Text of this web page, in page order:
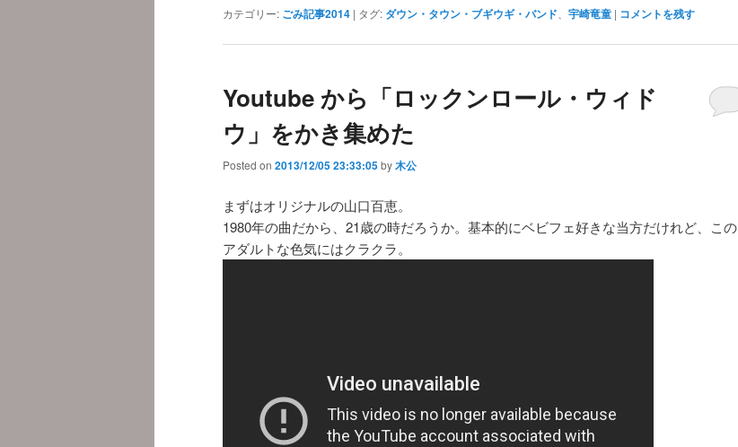
カテゴリー: ごみ記事2014 | タグ: ダウン・タウン・ブギウギ・バンド 宇崎竜童 | コメントを残す
Youtube から「ロックンロール・ウィド
ウ」をかき集めた
Posted on 2013/12/05 23:33:05by木公
まずはオリジナルの山口百恵。
1980年の曲だから、21歳の時だろうか。基本的にベビフェ好きな当方だけれど、この
アダルトな色気にはクラクラ。